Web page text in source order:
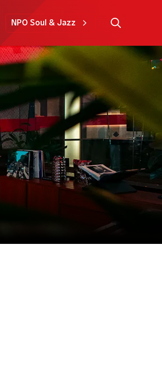
NPO Soul & Jazz